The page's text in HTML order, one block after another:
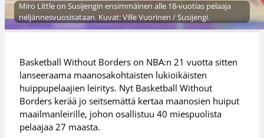
Miro Little on Susijengin ensimmäinen alle 18-vuotias pelaaja
neljännesvuosisataan. Kuvat: Ville Vuorinen / Susijengi.
Basketball Without Borders on NBA:n 21 vuotta sitten
lanseeraama maanosakohtaisten lukioikäisten
huippupelaajien leiritys. Nyt Basketball Without
Borders kerää jo seitsemättä kertaa maanosien huiput
maailmanleirille, johon osallistuu 40 miespuolista
pelaajaa 27 maasta.